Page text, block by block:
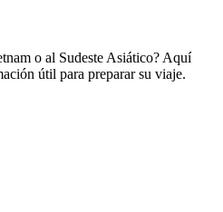
o al Sudeste Asiático? Aquí
útil para preparar su viaje.